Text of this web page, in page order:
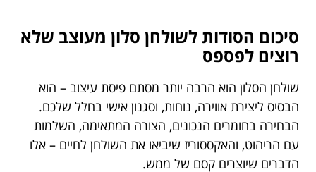
סיכום הסודות לשולחן סלון מעוצב שלא
רוצים לפספס
שולחן הסלון הוא הרבה יותר מסתם פיסת עיצוב – הוא
הבסיס ליצירת אווירה, נוחות, וסגנון אישי בחלל שלכם.
הבחירה בחומרים הנכונים, הצורה המתאימה, השלמות
עם הריהוט, והאקססוריז שיביאו את השולחן לחיים – אלו
הדברים שיוצרים קסם של ממש.